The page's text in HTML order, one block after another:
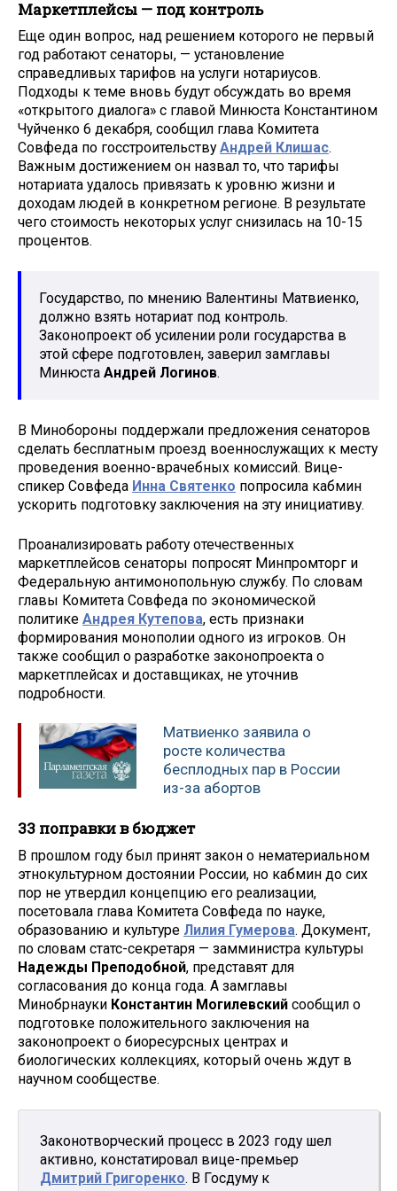
Маркетплейсы — под контроль
Еще один вопрос, над решением которого не первый
год работают сенаторы, — установление
справедливых тарифов на услуги нотариусов.
Подходы к теме вновь будут обсуждать во время
«открытого диалога» с главой Минюста Константином
Чуйченко 6 декабря, сообщил глава Комитета
Совфеда по госстроительству Андрей Клишас.
Важным достижением он назвал то, что тарифы
нотариата удалось привязать к уровню жизни и
доходам людей в конкретном регионе. В результате
чего стоимость некоторых услуг снизилась на 10-15
процентов.
Государство, по мнению Валентины Матвиенко,
должно взять нотариат под контроль.
Законопроект об усилении роли государства в
этой сфере подготовлен, заверил замглавы
Минюста Андрей Логинов.
В Минобороны поддержали предложения сенаторов
сделать бесплатным проезд военнослужащих к месту
проведения военно-врачебных комиссий. Вице-
спикер Совфеда Инна Святенко попросила кабмин
ускорить подготовку заключения на эту инициативу.
Проанализировать работу отечественных
маркетплейсов сенаторы попросят Минпромторг и
Федеральную антимонопольную службу. По словам
главы Комитета Совфеда по экономической
политике Андрея Кутепова, есть признаки
формирования монополии одного из игроков. Он
также сообщил о разработке законопроекта о
маркетплейсах и доставщиках, не уточнив
подробности.
Матвиенко заявила о
росте количества
бесплодных пар в России
из-за абортов
33 поправки в бюджет
В прошлом году был принят закон о нематериальном
этнокультурном достоянии России, но кабмин до сих
пор не утвердил концепцию его реализации,
посетовала глава Комитета Совфеда по науке,
образованию и культуре Лилия Гумерова. Документ,
по словам статс-секретаря — замминистра культуры
Надежды Преподобной, представят для
согласования до конца года. А замглавы
Минобрнауки Константин Могилевский сообщил о
подготовке положительного заключения на
законопроект о биоресурсных центрах и
биологических коллекциях, который очень ждут в
научном сообществе.
Законотворческий процесс в 2023 году шел
активно, констатировал вице-премьер
Дмитрий Григоренко. В Госдуму к